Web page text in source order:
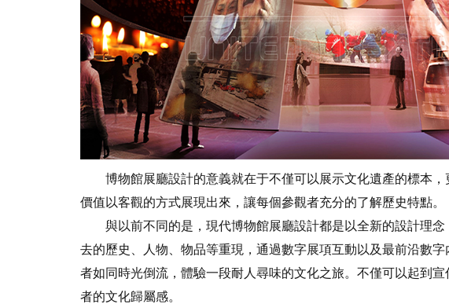
博物館展廳設計的意義就在于不僅可以展示文化遺產的標本，
價值以客觀的方式展現出來，讓每個參觀者充分的了解歷史特點。
與以前不同的是，現代博物館展廳設計都是以全新的設計理念
去的歷史、人物、物品等重現，通過數字展項互動以及最前沿數
者如同時光倒流，體驗一段耐人尋味的文化之旅。不僅可以起到
者的文化歸屬感。